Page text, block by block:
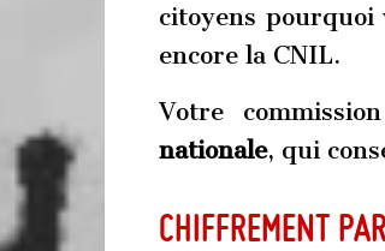
citoyens
encore la CNIL.
Votre
nationale, qui
Chiffrement